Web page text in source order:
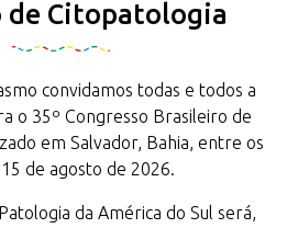
de Citopatologia
convidamos todas e todos a
o 35º Congresso Brasileiro de
em Salvador, Bahia, entre os
de agosto de 2026.
da América do Sul será,